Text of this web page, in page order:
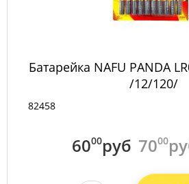
Батарейка NAFU PANDA
/12/120/
82458
6000руб 7000